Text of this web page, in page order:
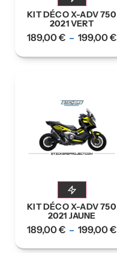
KIT DÉCO X-ADV 750
2021 VERT
189,00€ – 199,00€
KIT DÉCO X-ADV 750
2021 JAUNE
189,00€ – 199,00€